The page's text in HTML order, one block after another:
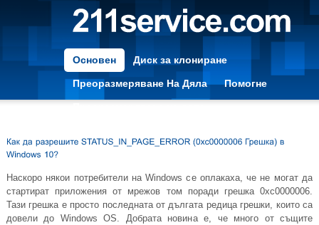
Основен Диск за клониране
Преоразмеряване На Дяла Помогне
Наскоро някои потребители на Windows се оплакаха, че не могат да
стартират приложения от мрежов том поради грешка 0xc0000006.
Тази грешка е просто последната от дългата редица грешки, които са
довели до Windows OS. Добрата новина е, че много от същите